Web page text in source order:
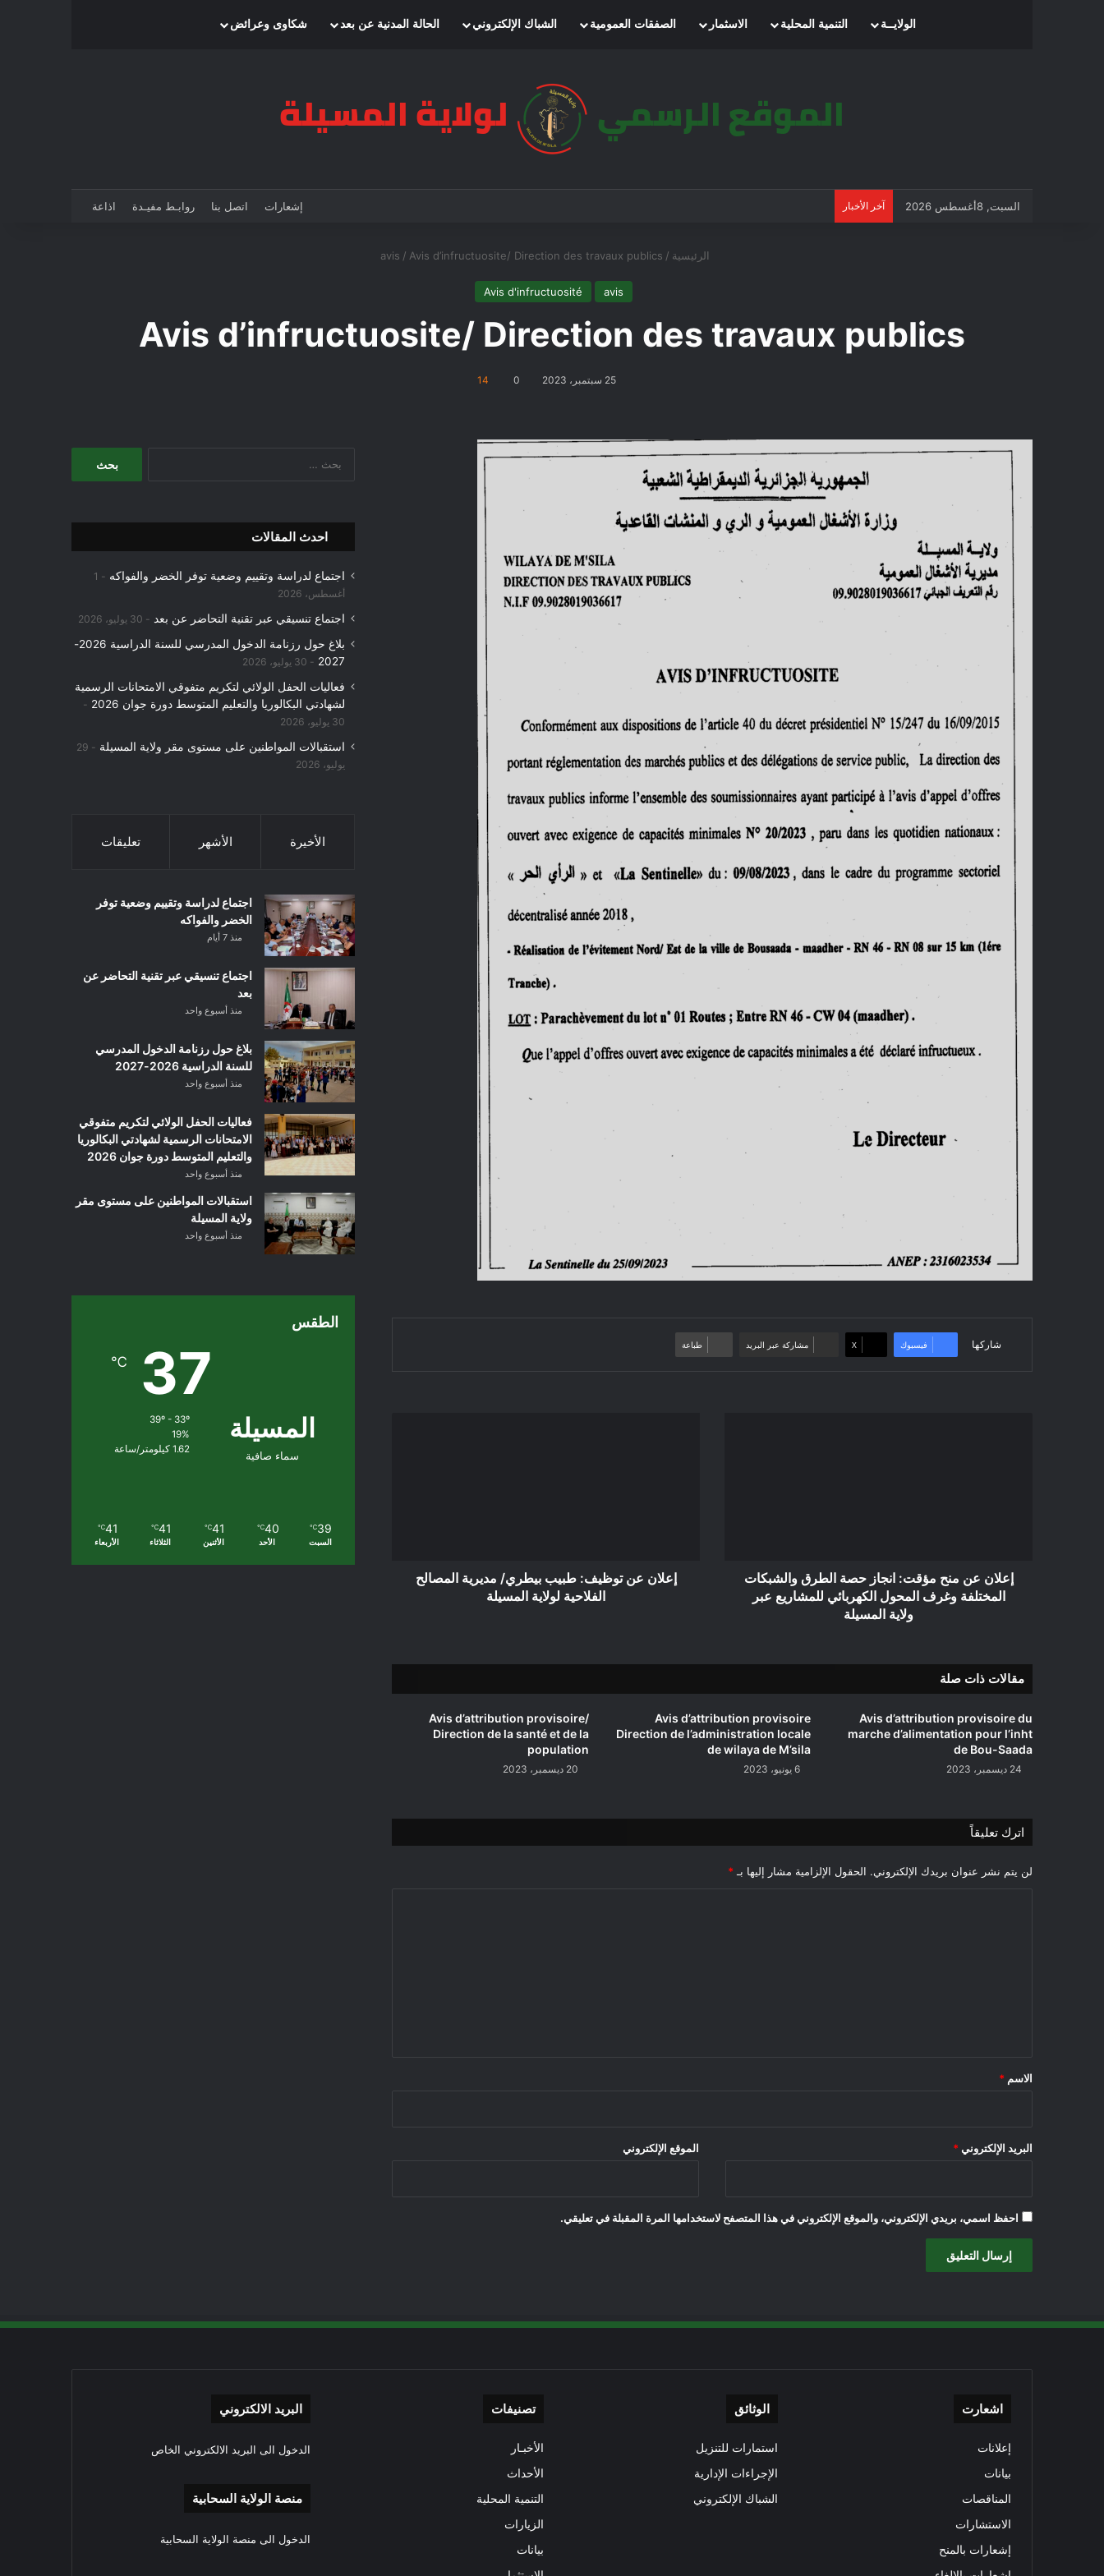
الرئيسيةالولايــة التنمية المحلية الاسثمار الصفقات العمومية الشباك الإلكتروني الحالة المدنية عن بعد شكاوى وعرائض
السبت, 8أغسطس 2026 آخر الأخبار إشعارات اتصل بنا روابـط مفيـدة اذاعة
الرئيسية /
avis / Avis d’infructuosite/ Direction des travaux publics
avis
Avis d'infructuosité
Avis d’infructuosite/ Direction des travaux publics
25 سبتمبر، 2023 0
14
شاركها فيسبوك ‫X مشاركة عبر البريد طباعة
وغرف
المحول
ولاية
المسيلة
إعلان عن منح مؤقت: انجاز حصة الطرق والشبكات
المختلفة وغرف المحول الكهربائي للمشاريع عبر
ولاية المسيلة
المسيلةإعلان عن توظيف: طبيب بيطري/ مديرية المصالح
الفلاحية لولاية المسيلة
مقالات ذات صلة
Avis d’attribution provisoire du
marche d’alimentation pour l’inht
de Bou-Saada
24 ديسمبر، 2023
Avis d’attribution provisoire
Direction de l’administration locale
de wilaya de M’sila
6 يونيو، 2023
Avis d’attribution provisoire/
Direction de la santé et de la
population
20 ديسمبر، 2023
اترك تعليقاً
لن يتم نشر عنوان بريدك الإلكتروني. الحقول الإلزامية مشار إليها بـ *
*
الاسم *
البريد الإلكتروني * الموقع الإلكتروني
احفظ اسمي، بريدي الإلكتروني، والموقع الإلكتروني في هذا المتصفح لاستخدامها المرة المقبلة في تعليقي.
احدث المقالات
اجتماع لدراسة وتقييم وضعية توفر الخضر والفواكه
1
أغسطس، 2026
اجتماع تنسيقي عبر تقنية التحاضر عن بعد 30 يوليو، 2026
بلاغ حول رزنامة الدخول المدرسي للسنة الدراسية 2026-
2027
30 يوليو، 2026
فعاليات الحفل الولائي لتكريم متفوقي الامتحانات الرسمية
لشهادتي البكالوريا والتعليم المتوسط دورة جوان 2026
30 يوليو، 2026
استقبالات المواطنين على مستوى مقر ولاية المسيلة
29
يوليو، 2026
الأخيرة الأشهر تعليقات
اجتماع لدراسة وتقييم وضعية توفر
الخضر والفواكه
منذ 7 أيام
اجتماع تنسيقي عبر تقنية التحاضر عن
بعد
منذ أسبوع واحد
بلاغ حول رزنامة الدخول المدرسي
للسنة الدراسية 2026-2027
منذ أسبوع واحد
فعاليات الحفل الولائي لتكريم متفوقي
الامتحانات الرسمية لشهادتي البكالوريا
والتعليم المتوسط دورة جوان 2026
منذ أسبوع واحد
استقبالات المواطنين على مستوى مقر
ولاية المسيلة
منذ أسبوع واحد
الطقس
المسيلة
سماء صافية
37
℃
39º - 33º
19%
1.62 كيلومتر/ساعة
39
℃
السبت
40
℃
الأحد
41
℃
الأثنين
41
℃
الثلاثاء
41
℃
الأربعاء
اشعارت
إعلانات
بيانات
المناقصات
الاستشارات
إشعارات بالمنح
الوثائق
استمارات للتنزيل
الإجراءات الإدارية
الشباك الإلكتروني
تصنيفات
الأخبـار
الأحداث
التنمية المحلية
الزيارات
بيانات
البريد الالكتروني
الدخول الى البريد الالكتروني الخاص
منصة الولاية السحابية
الدخول الى منصة الولاية السحابية